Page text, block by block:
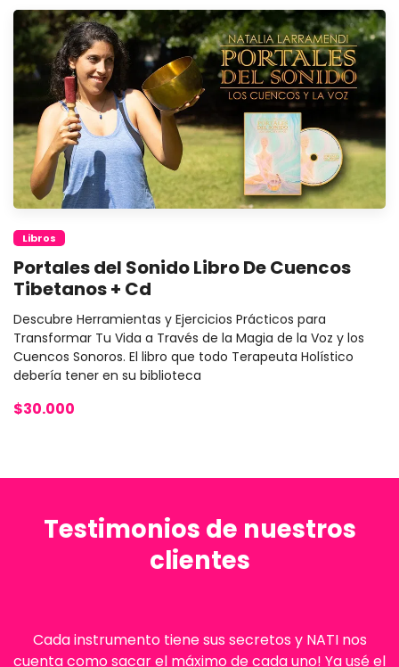
Libros
Portales del Sonido Libro De Cuencos
Tibetanos + Cd
Descubre Herramientas y Ejercicios Prácticos para
Transformar Tu Vida a Través de la Magia de la Voz y los
Cuencos Sonoros. El libro que todo Terapeuta Holístico
debería tener en su biblioteca
$30.000
Testimonios de nuestros
clientes
Cada instrumento tiene sus secretos y NATI nos
cuenta como sacar el máximo de cada uno! Ya usé el